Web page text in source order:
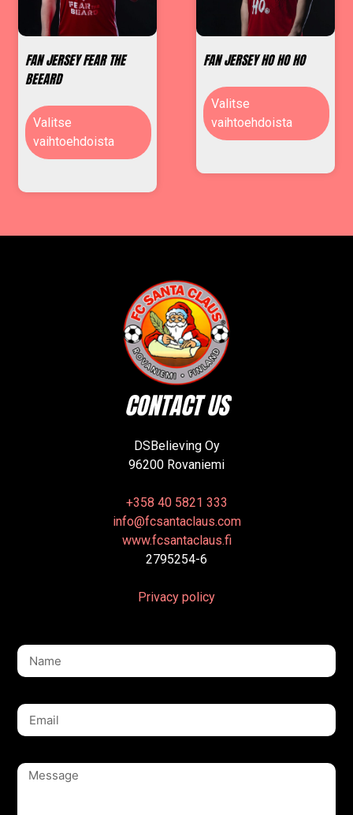
FAN JERSEY FEAR THE
BEEARD
Valitse
vaihtoehdoista
FAN JERSEY HO HO HO
Valitse
vaihtoehdoista
CONTACT US
DSBelieving Oy
96200 Rovaniemi
+358 40 5821 333
info@fcsantaclaus.com
www.fcsantaclaus.fi
2795254-6
Privacy policy